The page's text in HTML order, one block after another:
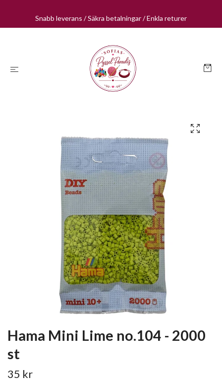
Snabb leverans / Säkra betalningar / Enkla returer
Hama Mini Lime no.104 - 2000
st
35 kr